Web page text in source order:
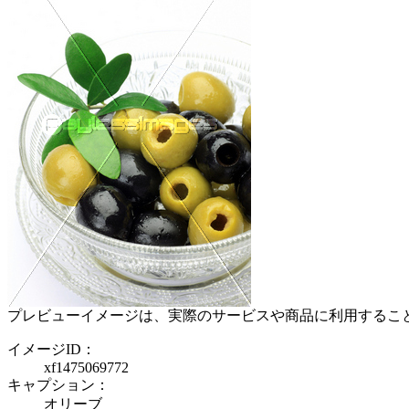
プレビューイメージは、実際のサービスや商品に利用するこ
イメージID：
xf1475069772
キャプション：
オリーブ